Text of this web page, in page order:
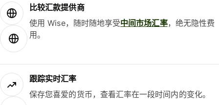
比较汇款提供商
使用 Wise，随时随地享受中间市场汇率，绝无隐性费
用。
跟踪实时汇率
保存您喜爱的货币，查看汇率在一段时间内的变化。